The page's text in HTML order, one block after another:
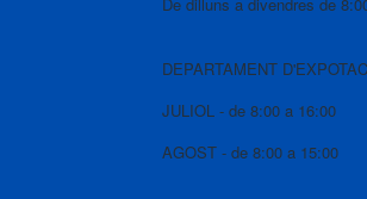
DEPARTAMENT
JULIOL - de 8:00 a 16:00
AGOST - de 8:00 a 15:00